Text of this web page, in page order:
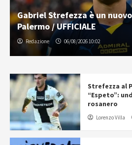
Gabriel Strefezza è un
Palermo / UFFICIALE
Redazione 06/08/2026 10:02
Strefezza al
“Espeto”:
rosanero
Lorenzo Villa